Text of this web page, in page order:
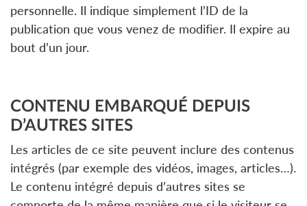
personnelle. Il indique simplement l’ID de la
publication que vous venez de modifier. Il expire au
bout d’un jour.
CONTENU EMBARQUÉ DEPUIS
D’AUTRES SITES
Les articles de ce site peuvent inclure des contenus
intégrés (par exemple des vidéos, images, articles…).
Le contenu intégré depuis d’autres sites se